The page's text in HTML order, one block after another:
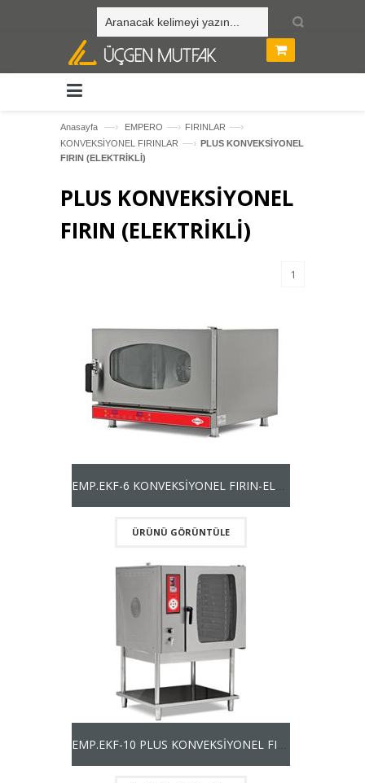
Anasayfa —› EMPERO —› FIRINLAR —›
KONVEKSİYONEL FIRINLAR —› PLUS KONVEKSİYONEL
FIRIN (ELEKTRİKLİ)
PLUS KONVEKSİYONEL
FIRIN (ELEKTRİKLİ)
1
ÜRÜNÜ GÖRÜNTÜLE